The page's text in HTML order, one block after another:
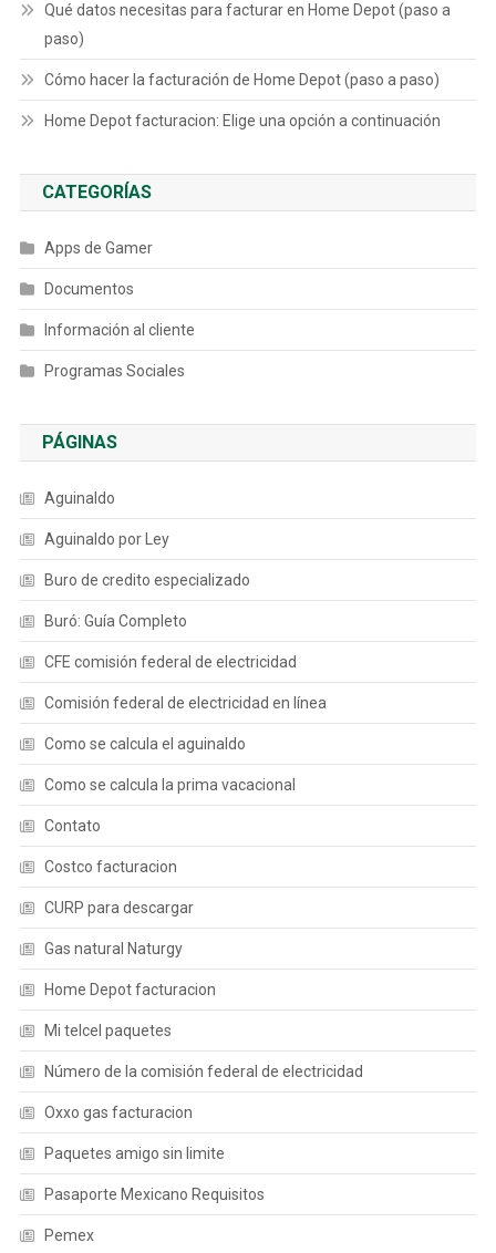
Qué datos necesitas para facturar en Home Depot (paso a
paso)
Cómo hacer la facturación de Home Depot (paso a paso)
Home Depot facturacion: Elige una opción a continuación
CATEGORÍAS
Apps de Gamer
Documentos
Información al cliente
Programas Sociales
PÁGINAS
Aguinaldo
Aguinaldo por Ley
Buro de credito especializado
Buró: Guía Completo
CFE comisión federal de electricidad
Comisión federal de electricidad en línea
Como se calcula el aguinaldo
Como se calcula la prima vacacional
Contato
Costco facturacion
CURP para descargar
Gas natural Naturgy
Home Depot facturacion
Mi telcel paquetes
Número de la comisión federal de electricidad
Oxxo gas facturacion
Paquetes amigo sin limite
Pasaporte Mexicano Requisitos
Pemex